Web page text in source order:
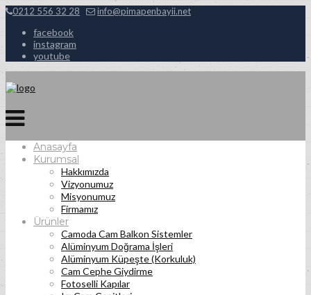
0212 556 32 28 info@pimapenbayii.net
facebook
instagram
youtube
Anasayfa
Kurumsal
Hakkımızda
Vizyonumuz
Misyonumuz
Firmamız
Ürünler
Camoda Cam Balkon Sistemler
Alüminyum Doğrama İşleri
Alüminyum Küpeşte (Korkuluk)
Cam Cephe Giydirme
Fotoselli Kapılar